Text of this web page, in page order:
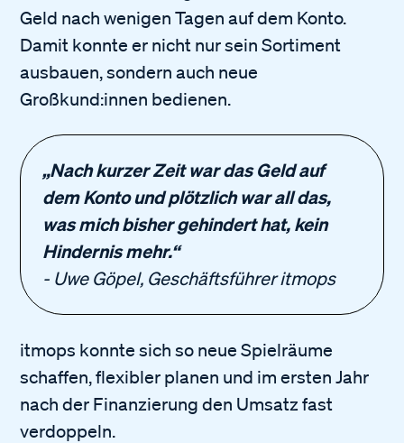
Geld nach wenigen Tagen auf dem Konto.
Damit konnte er nicht nur sein Sortiment
ausbauen, sondern auch neue
Großkund:innen bedienen.
„Nach kurzer Zeit war das Geld auf
dem Konto und plötzlich war all das,
was mich bisher gehindert hat, kein
Hindernis mehr.“
- Uwe Göpel, Geschäftsführer itmops
itmops konnte sich so neue Spielräume
schaffen, flexibler planen und im ersten Jahr
nach der Finanzierung den Umsatz fast
verdoppeln.